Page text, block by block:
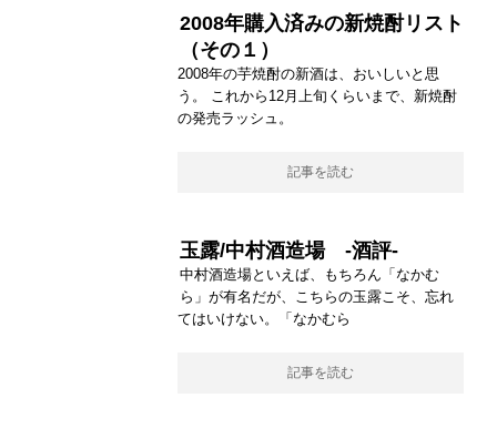
2008年購入済みの新焼酎リスト
（その１）
2008年の芋焼酎の新酒は、おいしいと思
う。 これから12月上旬くらいまで、新焼酎
の発売ラッシュ。
記事を読む
玉露/中村酒造場 -酒評-
中村酒造場といえば、もちろん「なかむ
ら」が有名だが、こちらの玉露こそ、忘れ
てはいけない。「なかむら
記事を読む